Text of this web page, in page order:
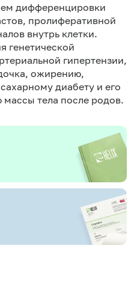
дифференцировки
пролиферативной
внутрь клетки.
генетической
гипертензии,
ожирению,
сахарному диабету и его
тела после родов.